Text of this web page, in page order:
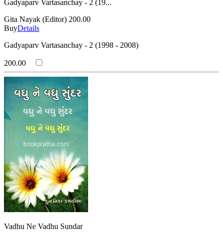
Gadyaparv Vartasanchay - 2 (19...
Gita Nayak (Editor) 200.00
BuyDetails
Gadyaparv Vartasanchay - 2 (1998 - 2008)
200.00
Vadhu Ne Vadhu Sundar